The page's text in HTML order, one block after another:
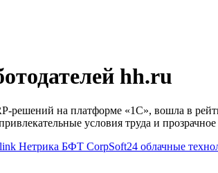
hh.ru
решений на платформе «1С», вошла в
условия труда и
Нетрика БФТ CorpSoft24 облачные